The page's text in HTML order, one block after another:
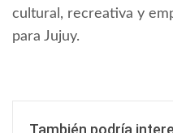
cultural, recreativa y
para Jujuy.
También podría